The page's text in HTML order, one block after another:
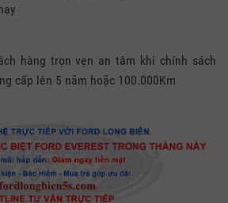
hàng trọn vẹn an tâm khi chính sách
cấp lên 5 năm hoặc 100.000Km